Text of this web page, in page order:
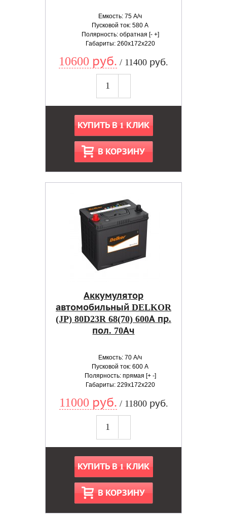
Емкость: 75 А/ч
Пусковой ток: 580 А
Полярность: обратная [- +]
Габариты: 260x172x220
10600 руб. / 11400 руб.
КУПИТЬ В 1 КЛИК
В КОРЗИНУ
Аккумулятор
автомобильный DELKOR
(JP) 80D23R 68(70) 600А пр.
пол. 70Ач
Емкость: 70 А/ч
Пусковой ток: 600 А
Полярность: прямая [+ -]
Габариты: 229x172x220
11000 руб. / 11800 руб.
КУПИТЬ В 1 КЛИК
В КОРЗИНУ